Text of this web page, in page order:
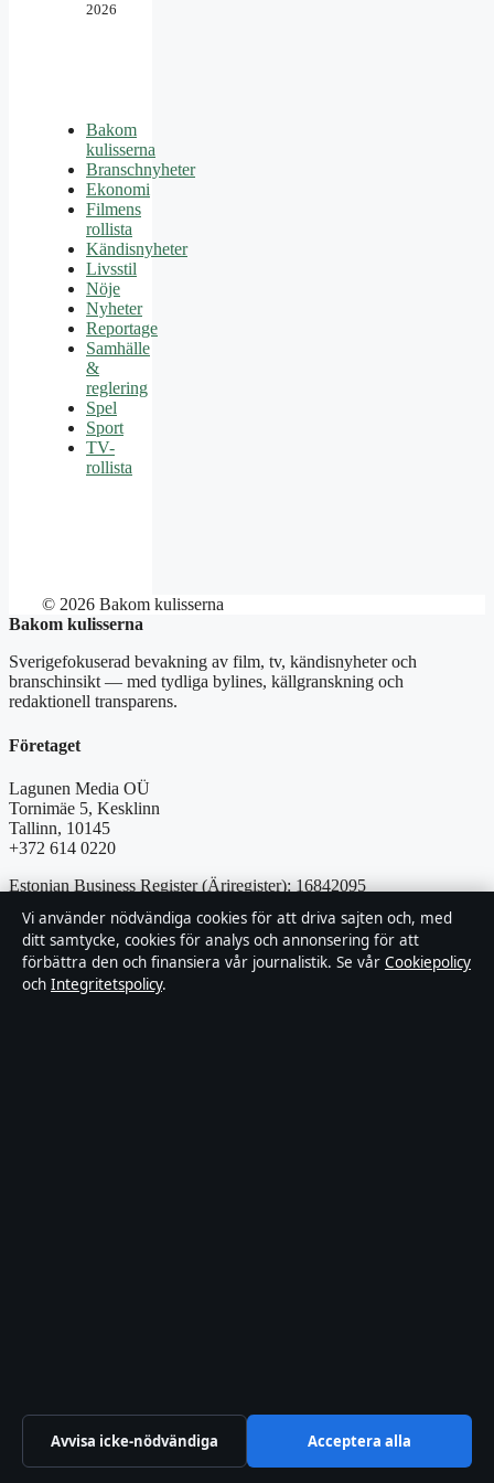
2026
Bakom
kulisserna
Branschnyheter
Ekonomi
Filmens
rollista
Kändisnyheter
Livsstil
Nöje
Nyheter
Reportage
Samhälle
&
reglering
Spel
Sport
TV-
rollista
© 2026 Bakom kulisserna
Bakom kulisserna
Sverigefokuserad bevakning av film, tv, kändisnyheter och
branschinsikt — med tydliga bylines, källgranskning och
redaktionell transparens.
Företaget
Lagunen Media OÜ
Tornimäe 5, Kesklinn
Tallinn, 10145
+372 614 0220
Estonian Business Register (Äriregister): 16842095
Kontakta oss
Allmänt: info@bakomkulisserna.se
Vi använder nödvändiga cookies för att driva sajten och, med
ditt samtycke, cookies för analys och annonsering för att
förbättra den och finansiera vår journalistik. Se vår Cookiepolicy
och Integritetspolicy.
Avvisa icke-nödvändiga Acceptera alla